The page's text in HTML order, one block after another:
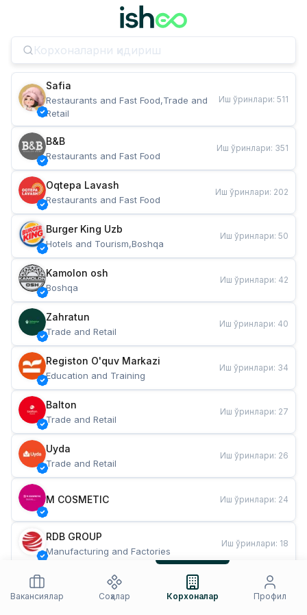
Safia
Restaurants and Fast Food,Trade and
Retail
Иш ўринлари: 511
B&B
Restaurants and Fast Food
Иш ўринлари: 351
Oqtepa Lavash
Restaurants and Fast Food
Иш ўринлари: 202
Burger King Uzb
Hotels and Tourism,Boshqa
Иш ўринлари: 50
Kamolon osh
Boshqa
Иш ўринлари: 42
Zahratun
Trade and Retail
Иш ўринлари: 40
Registon O'quv Markazi
Education and Training
Иш ўринлари: 34
Balton
Trade and Retail
Иш ўринлари: 27
Uyda
Trade and Retail
Иш ўринлари: 26
M COSMETIC Иш ўринлари: 24
RDB GROUP
Manufacturing and Factories
Иш ўринлари: 18
Restaurants and Fast Food
Иш ўринлари
Вакансиялар
Соҳалар Корхоналар Профил